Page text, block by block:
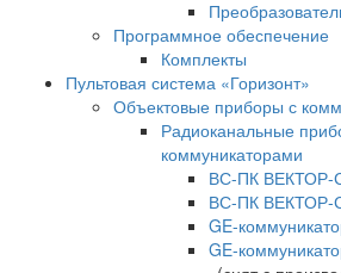
Программное обеспечение
Комплекты
Пультовая система «Горизонт»
Объектовые приборы с
Радиоканальные
коммуникаторами
ВС-ПК ВЕКТОР-
ВС-ПК ВЕКТОР-
GE-
GE-